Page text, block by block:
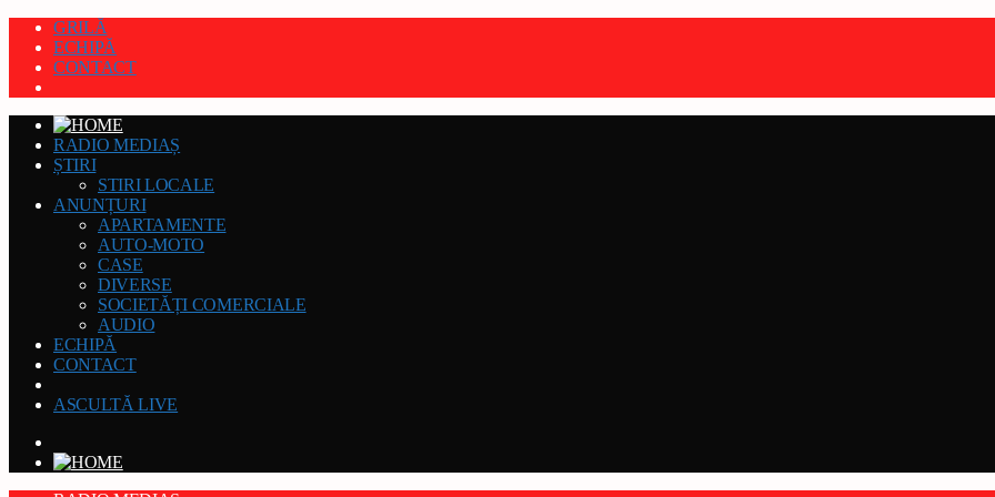
GRILĂ
ECHIPĂ
CONTACT
RADIO MEDIAȘ
ȘTIRI
STIRI LOCALE
ANUNȚURI
APARTAMENTE
AUTO-MOTO
CASE
DIVERSE
SOCIETĂȚI COMERCIALE
AUDIO
ECHIPĂ
CONTACT
ASCULTĂ LIVE